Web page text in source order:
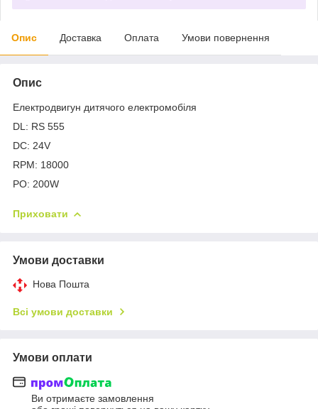
Опис Доставка Оплата Умови повернення
Опис
Електродвигун дитячого електромобіля
DL: RS 555
DC: 24V
RPM: 18000
PO: 200W
Приховати
Умови доставки
Нова Пошта
Всі умови доставки
Умови оплати
Ви отримаєте замовлення